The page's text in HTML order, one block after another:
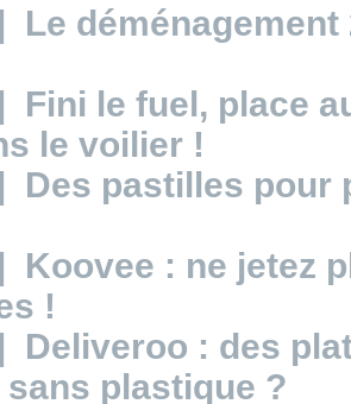
Le
Fini le fuel, place
le voilier !
Des pastilles pour
Koovee : ne jetez
!
Deliveroo : des
plastique ?